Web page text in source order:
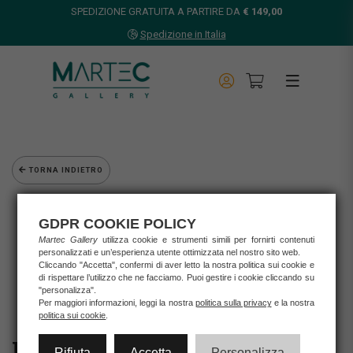
SPEDIZIONE GRATUITA A PARTIRE DA € 149,00
Spedizione in Italia
TORNA INDIETRO
Opere d'arte
Grafica d'autore
Lisandro Rota
LISANDRO ROTA - NESSUNO E' PERFETTO
GDPR COOKIE POLICY
Martec Gallery utilizza cookie e strumenti simili per fornirti contenuti
personalizzati e un’esperienza utente ottimizzata nel nostro sito web.
Cliccando "Accetta", confermi di aver letto la nostra politica sui cookie e
di rispettare l’utilizzo che ne facciamo. Puoi gestire i cookie cliccando su
"personalizza".
Per maggiori informazioni, leggi la nostra politica sulla privacye la nostra
politica sui cookie.